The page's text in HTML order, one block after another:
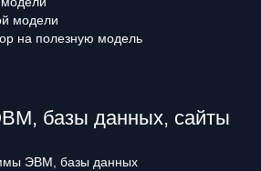
модели
на полезную модель
базы данных, сайты
ЭВМ, базы данных